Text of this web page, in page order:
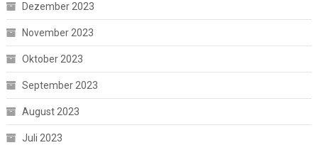
Dezember 2023
November 2023
Oktober 2023
September 2023
August 2023
Juli 2023